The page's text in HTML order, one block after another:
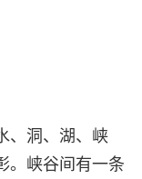
、洞、湖、峡
。峡谷间有一条